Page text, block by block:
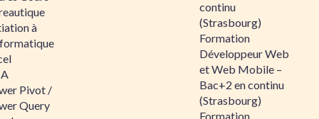
à
Pivot /
Query
continu
(Strasbourg)
Formation
Développeur Web
et Web Mobile –
Bac+2 en continu
(Strasbourg)
Formation